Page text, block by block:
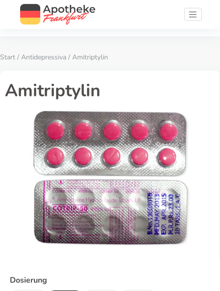
Start / Antidepressiva / Amitriptylin
Amitriptylin
Dosierung